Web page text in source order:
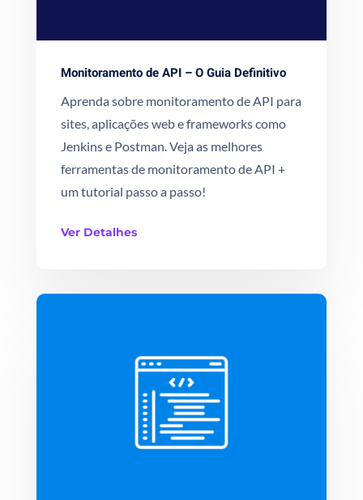
Monitoramento de API – O Guia Definitivo
Aprenda sobre monitoramento de API para
sites, aplicações web e frameworks como
Jenkins e Postman. Veja as melhores
ferramentas de monitoramento de API +
um tutorial passo a passo!
Ver Detalhes